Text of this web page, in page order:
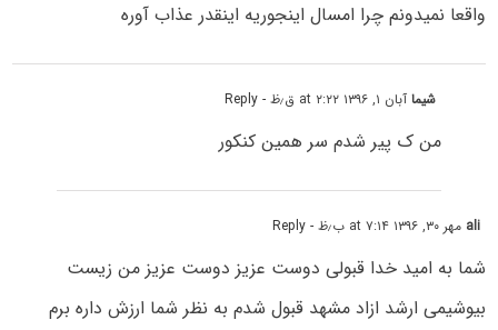
واقعا نمیدونم چرا امسال اینجوریه اینقدر عذاب آوره
شیماآبان ۱, ۱۳۹۶ at ۲:۲۲ ق٫ظ - Reply
من ک‌ پیر شدم سر همین کنکور
ali مهر ۳۰, ۱۳۹۶ at ۷:۱۴ ب٫ظ - Reply
شما به امید خدا قبولى دوست عزیز دوست عزیز من زیست
بیوشیمى ارشد ازاد مشهد قبول شدم به نظر شما ارزش داره برم